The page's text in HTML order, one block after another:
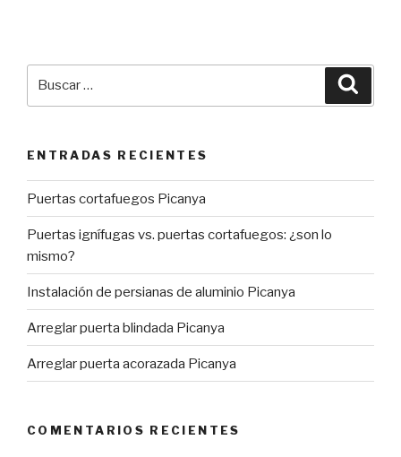
ENTRADAS RECIENTES
Puertas cortafuegos Picanya
Puertas ignífugas vs. puertas cortafuegos: ¿son lo
mismo?
Instalación de persianas de aluminio Picanya
Arreglar puerta blindada Picanya
Arreglar puerta acorazada Picanya
COMENTARIOS RECIENTES